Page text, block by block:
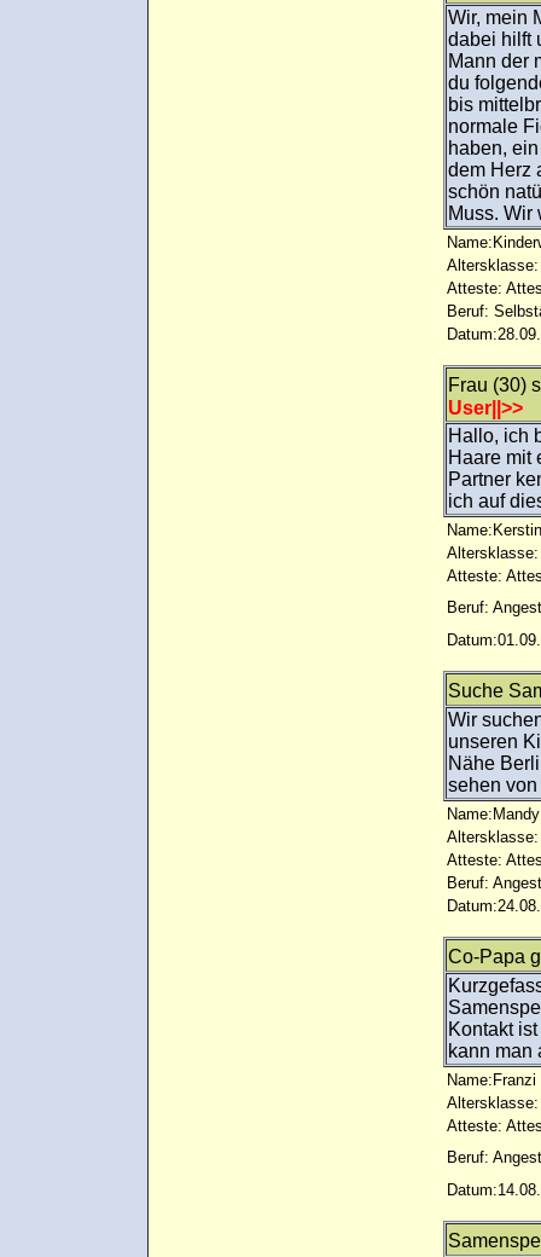
Wir, mein
dabei hilft
Mann der
du
bis
normale
haben,
dem Herz
schön
Muss. Wir
Altersklasse:
Atteste:
Beruf:
Frau (30)
User||>>
Hallo, ich
Haare mit
Partner
ich auf
Name:Kerstin
Altersklasse:
Atteste:
Beruf:
Suche
Wir
unseren
Nähe
sehen
Name:Mandy
Altersklasse:
Atteste:
Beruf:
Co-Papa
Kontakt
kann man
Name:Franzi
Altersklasse:
Atteste:
Beruf: